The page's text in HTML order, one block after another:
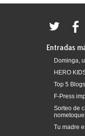
Entradas
Dominga,
HERO
Top 5
F-Press
Sorteo de
Tu madre